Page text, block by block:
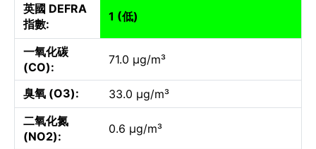
英國 DEFRA
指數:
1 (低)
一氧化碳
(CO):
71.0 µg/m³
臭氧 (O3):
33.0 µg/m³
二氧化氮
(NO2):
0.6 µg/m³